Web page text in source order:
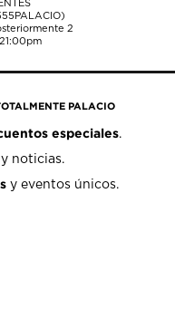
2
PALACIO
especiales.
y noticias.
y eventos únicos.